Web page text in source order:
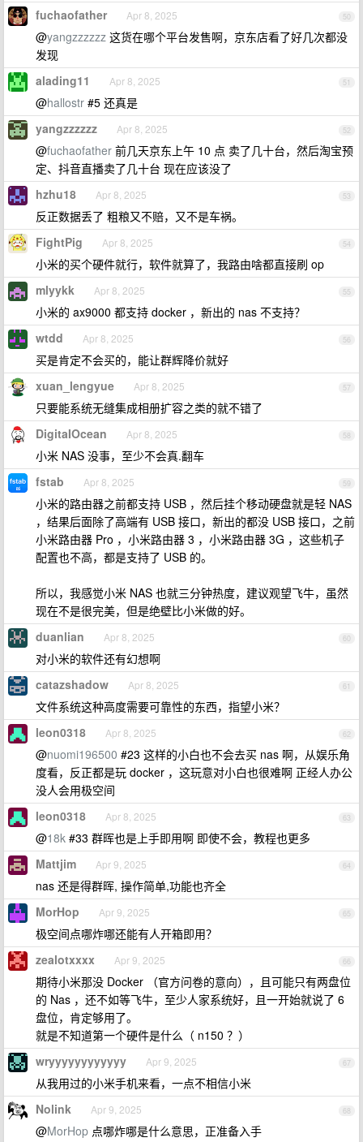
50
fuchaofather Apr 8, 2025
@yangzzzzzz 这货在哪个平台发售啊，京东店看了好几次都没
发现
51
alading11 Apr 8, 2025
@hallostr #5 还真是
52
yangzzzzzz Apr 8, 2025
@fuchaofather 前几天京东上午 10 点 卖了几十台，然后淘宝预
定、抖音直播卖了几十台 现在应该没了
53
hzhu18 Apr 8, 2025
反正数据丢了 粗粮又不赔，又不是车祸。
54
FightPig Apr 8, 2025
小米的买个硬件就行，软件就算了，我路由啥都直接刷 op
55
mlyykk Apr 8, 2025
小米的 ax9000 都支持 docker ，新出的 nas 不支持？
56
wtdd Apr 8, 2025
买是肯定不会买的，能让群辉降价就好
57
xuan_lengyue Apr 8, 2025
只要能系统无缝集成相册扩容之类的就不错了
58
DigitaIOcean Apr 8, 2025
小米 NAS 没事，至少不会真.翻车
59
fstab Apr 8, 2025
小米的路由器之前都支持 USB ，然后挂个移动硬盘就是轻 NAS
，结果后面除了高端有 USB 接口，新出的都没 USB 接口，之前
小米路由器 Pro ，小米路由器 3 ，小米路由器 3G ，这些机子
配置也不高，都是支持了 USB 的。
所以，我感觉小米 NAS 也就三分钟热度，建议观望飞牛，虽然
现在不是很完美，但是绝壁比小米做的好。
60
duanlian Apr 8, 2025
对小米的软件还有幻想啊
61
catazshadow Apr 8, 2025
文件系统这种高度需要可靠性的东西，指望小米？
62
leon0318 Apr 8, 2025
@nuomi196500 #23 这样的小白也不会去买 nas 啊，从娱乐角
度看，反正都是玩 docker ，这玩意对小白也很难啊 正经人办公
没人会用极空间
63
leon0318 Apr 8, 2025
@18k #33 群晖也是上手即用啊 即使不会，教程也更多
64
Mattjim Apr 9, 2025
nas 还是得群晖, 操作简单,功能也齐全
65
MorHop Apr 9, 2025
极空间点哪炸哪还能有人开箱即用？
66
zealotxxxx Apr 9, 2025
期待小米那没 Docker （官方问卷的意向），且可能只有两盘位
的 Nas ，还不如等飞牛，至少人家系统好，且一开始就说了 6
盘位，肯定够用了。
就是不知道第一个硬件是什么（ n150 ？）
67
wryyyyyyyyyyyy Apr 9, 2025
从我用过的小米手机来看，一点不相信小米
68
Nolink Apr 9, 2025
@MorHop 点哪炸哪是什么意思，正准备入手